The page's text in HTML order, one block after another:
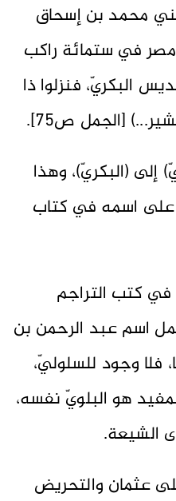
محمد بن إسحاق
في ستمائة راكب
البكريّ، فنزلوا ذا
[الجمل ص75].
(البكريّ)، وهذا
اسمه في كتاب
في كتب التراجم
اسم عبد الرحمن بن
فلا وجود للسلوليّ،
هو البلويّ نفسه،
الشيعة.
عثمان والتحريض